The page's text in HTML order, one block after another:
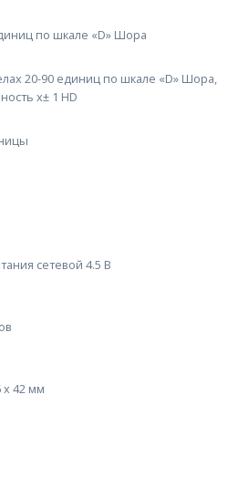
по шкале «D» Шора
20-90 единиц по шкале «D» Шора,
x± 1 HD
сетевой 4.5 В
x 42 мм